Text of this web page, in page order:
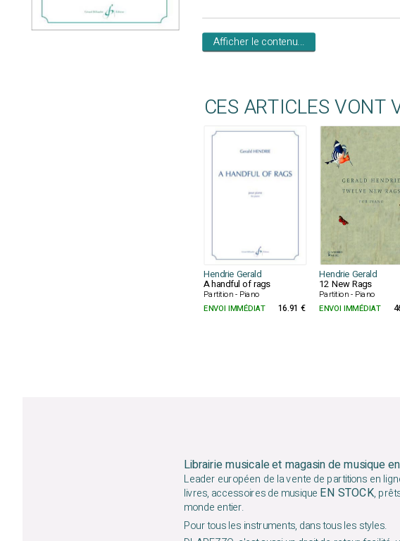
Afficher le contenu...
CES ARTICLES VONT
Hendrie Gerald Hendrie Gerald
A handful of rags
Partition - Piano
12 New Rags
Partition - Piano
ENVOI IMMÉDIAT 16.91 € ENVOI IMMÉDIAT
Librairie musicale et magasin de musique
Leader européen de la vente de partitions en
livres, accessoires de musique EN STOCK,
monde entier.
Pour tous les instruments, dans tous les styles.